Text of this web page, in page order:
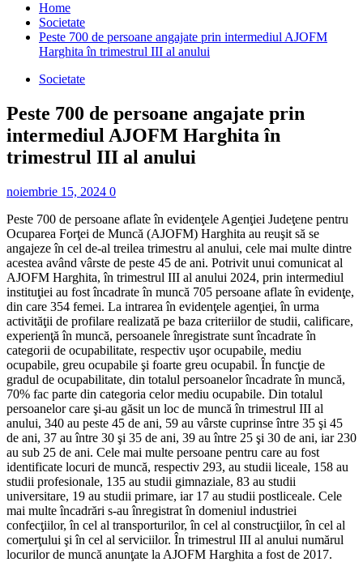
Home
Societate
Peste 700 de persoane angajate prin intermediul AJOFM
Harghita în trimestrul III al anului
Societate
Peste 700 de persoane angajate prin
intermediul AJOFM Harghita în
trimestrul III al anului
noiembrie 15, 2024 0
Peste 700 de persoane aflate în evidenţele Agenţiei Judeţene pentru
Ocuparea Forţei de Muncă (AJOFM) Harghita au reuşit să se
angajeze în cel de-al treilea trimestru al anului, cele mai multe dintre
acestea având vârste de peste 45 de ani. Potrivit unui comunicat al
AJOFM Harghita, în trimestrul III al anului 2024, prin intermediul
instituţiei au fost încadrate în muncă 705 persoane aflate în evidenţe,
din care 354 femei. La intrarea în evidenţele agenţiei, în urma
activităţii de profilare realizată pe baza criteriilor de studii, calificare,
experienţă în muncă, persoanele înregistrate sunt încadrate în
categorii de ocupabilitate, respectiv uşor ocupabile, mediu
ocupabile, greu ocupabile şi foarte greu ocupabil. În funcţie de
gradul de ocupabilitate, din totalul persoanelor încadrate în muncă,
70% fac parte din categoria celor mediu ocupabile. Din totalul
persoanelor care şi-au găsit un loc de muncă în trimestrul III al
anului, 340 au peste 45 de ani, 59 au vârste cuprinse între 35 şi 45
de ani, 37 au între 30 şi 35 de ani, 39 au între 25 şi 30 de ani, iar 230
au sub 25 de ani. Cele mai multe persoane pentru care au fost
identificate locuri de muncă, respectiv 293, au studii liceale, 158 au
studii profesionale, 135 au studii gimnaziale, 83 au studii
universitare, 19 au studii primare, iar 17 au studii postliceale. Cele
mai multe încadrări s-au înregistrat în domeniul industriei
confecţiilor, în cel al transporturilor, în cel al construcţiilor, în cel al
comerţului şi în cel al serviciilor. În trimestrul III al anului numărul
locurilor de muncă anunţate la AJOFM Harghita a fost de 2017.